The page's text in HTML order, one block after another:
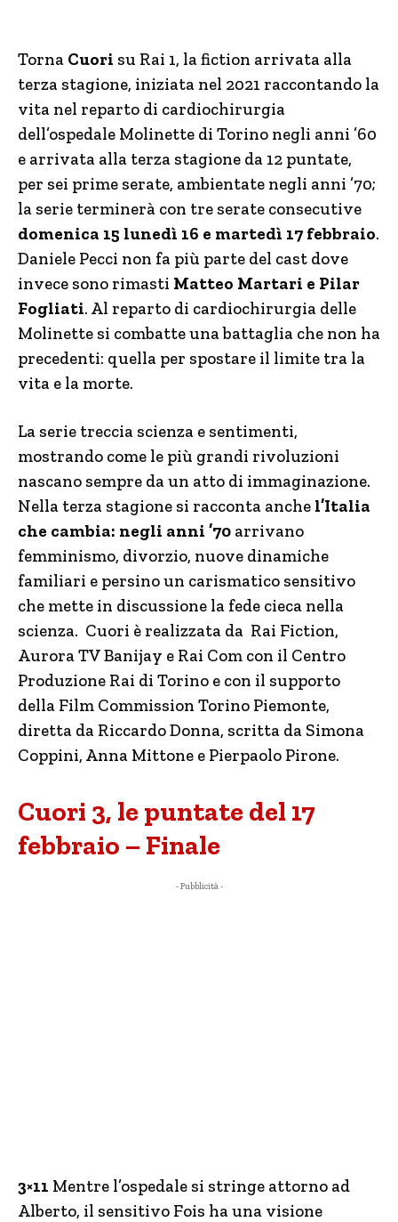
Torna Cuori su Rai 1, la fiction arrivata alla
terza stagione, iniziata nel 2021 raccontando la
vita nel reparto di cardiochirurgia
dell’ospedale Molinette di Torino negli anni ’60
e arrivata alla terza stagione da 12 puntate,
per sei prime serate, ambientate negli anni ’70;
la serie terminerà con tre serate consecutive
domenica 15 lunedì 16 e martedì 17 febbraio.
Daniele Pecci non fa più parte del cast dove
invece sono rimasti Matteo Martari e Pilar
Fogliati. Al reparto di cardiochirurgia delle
Molinette si combatte una battaglia che non ha
precedenti: quella per spostare il limite tra la
vita e la morte.
La serie treccia scienza e sentimenti,
mostrando come le più grandi rivoluzioni
nascano sempre da un atto di immaginazione.
Nella terza stagione si racconta anche l’Italia
che cambia: negli anni ’70 arrivano
femminismo, divorzio, nuove dinamiche
familiari e persino un carismatico sensitivo
che mette in discussione la fede cieca nella
scienza. Cuori è realizzata da Rai Fiction,
Aurora TV Banijay e Rai Com con il Centro
Produzione Rai di Torino e con il supporto
della Film Commission Torino Piemonte,
diretta da Riccardo Donna, scritta da Simona
Coppini, Anna Mittone e Pierpaolo Pirone.
Cuori 3, le puntate del 17
febbraio – Finale
- Pubblicità -
3×11 Mentre l’ospedale si stringe attorno ad
Alberto, il sensitivo Fois ha una visione